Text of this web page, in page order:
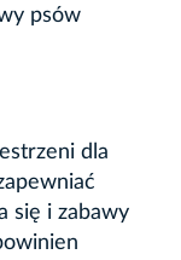
psów
dla
się i zabawy